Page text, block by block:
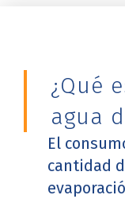
¿Qué
agua
El
cantidad